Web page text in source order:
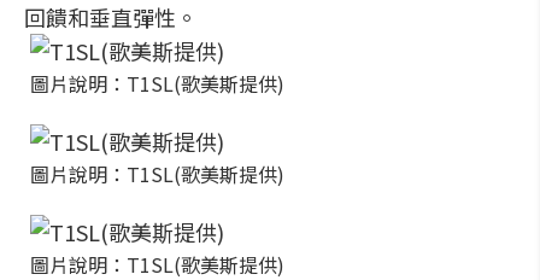
回饋和垂直彈性。
圖片說明：T1SL(歌美斯提供)
圖片說明：T1SL(歌美斯提供)
圖片說明：T1SL(歌美斯提供)